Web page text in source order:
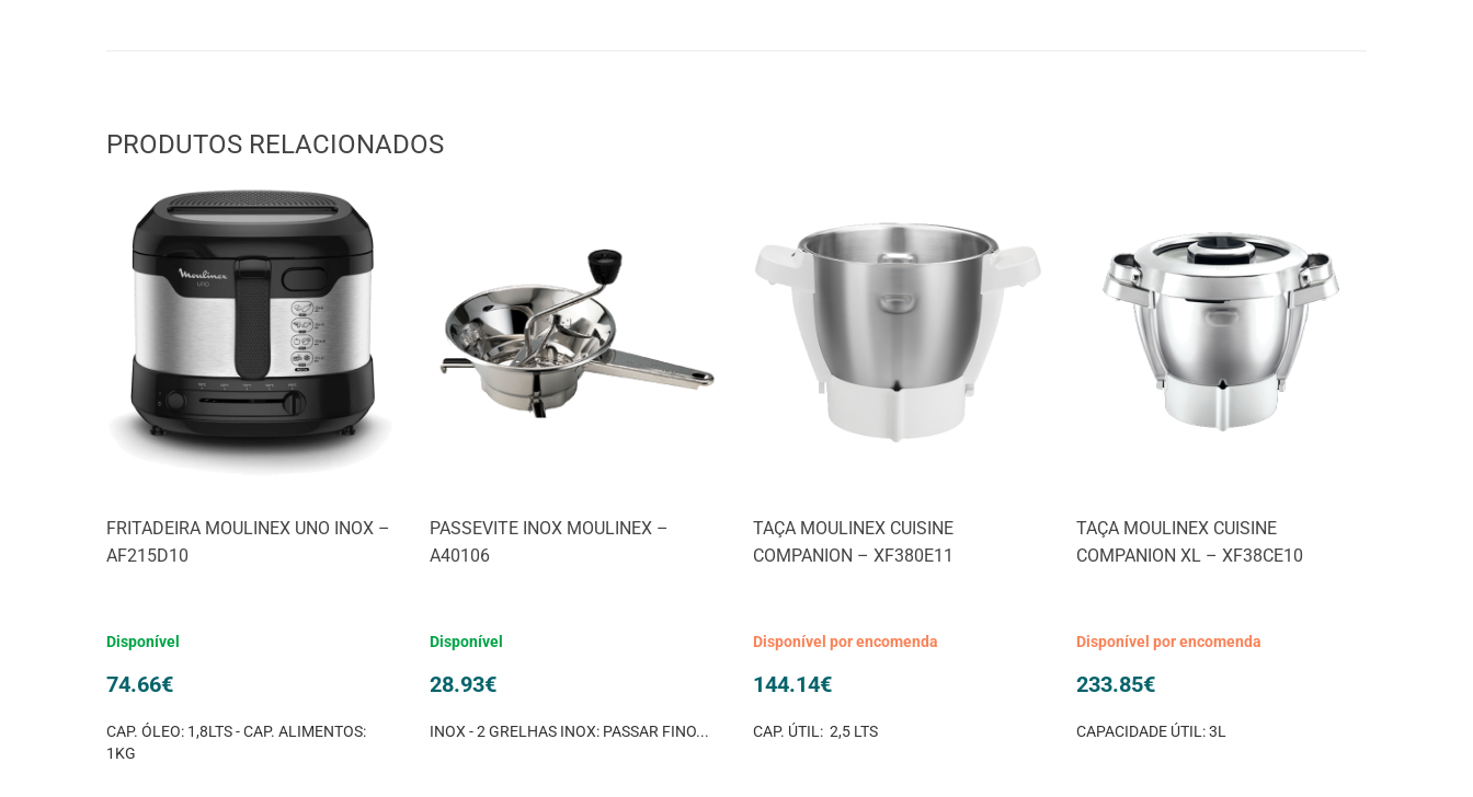
PRODUTOS RELACIONADOS
FRITADEIRA MOULINEX UNO INOX –
AF215D10
Disponível
74.66€
CAP. ÓLEO: 1,8LTS - CAP. ALIMENTOS:
1KG
PASSEVITE INOX MOULINEX –
A40106
Disponível
28.93€
INOX - 2 GRELHAS INOX: PASSAR FINO...
TAÇA MOULINEX CUISINE
COMPANION – XF380E11
Disponível por encomenda
144.14€
CAP. ÚTIL: 2,5 LTS
TAÇA MOULINEX CUISINE
COMPANION XL – XF38CE10
Disponível por encomenda
233.85€
CAPACIDADE ÚTIL: 3L